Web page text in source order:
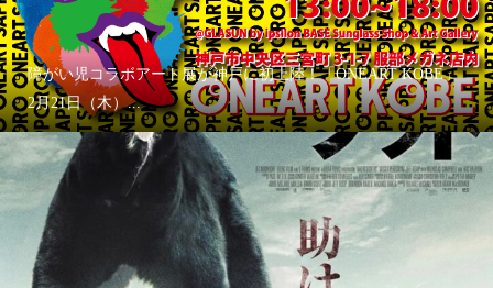
障がい児コラボアート展が神戸に初上陸！「ONEART KOBE」
2月21日（木）...